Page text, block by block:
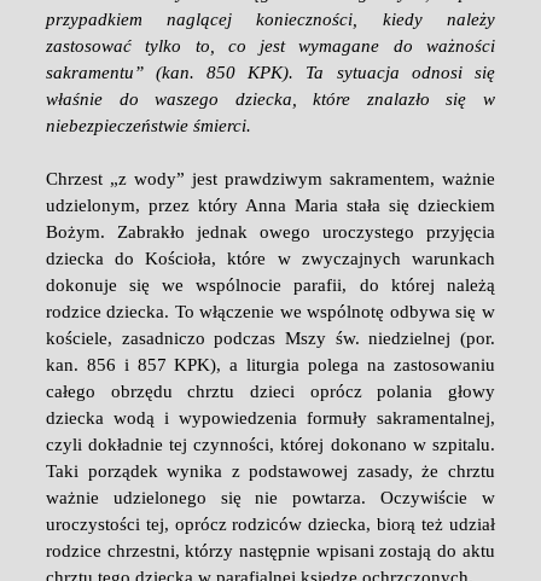
przypadkiem naglącej konieczności, kiedy należy
zastosować tylko to, co jest wymagane do ważności
sakramentu” (kan. 850 KPK). Ta sytuacja odnosi się
właśnie do waszego dziecka, które znalazło się w
niebezpieczeństwie śmierci.
Chrzest „z wody” jest prawdziwym sakramentem, ważnie
udzielonym, przez który Anna Maria stała się dzieckiem
Bożym. Zabrakło jednak owego uroczystego przyjęcia
dziecka do Kościoła, które w zwyczajnych warunkach
dokonuje się we wspólnocie parafii, do której należą
rodzice dziecka. To włączenie we wspólnotę odbywa się w
kościele, zasadniczo podczas Mszy św. niedzielnej (por.
kan. 856 i 857 KPK), a liturgia polega na zastosowaniu
całego obrzędu chrztu dzieci oprócz polania głowy
dziecka wodą i wypowiedzenia formuły sakramentalnej,
czyli dokładnie tej czynności, której dokonano w szpitalu.
Taki porządek wynika z podstawowej zasady, że chrztu
ważnie udzielonego się nie powtarza. Oczywiście w
uroczystości tej, oprócz rodziców dziecka, biorą też udział
rodzice chrzestni, którzy następnie wpisani zostają do aktu